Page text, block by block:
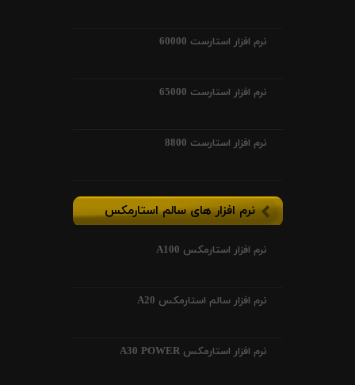
نرم افزار استارست 60000
نرم افزار استارست 65000
نرم افزار استارست 8800
نرم افزار های سالم استارمکس
نرم افزار استارمکس A100
نرم افزار سالم استارمکس A20
نرم افزار استارمکس A30 POWER